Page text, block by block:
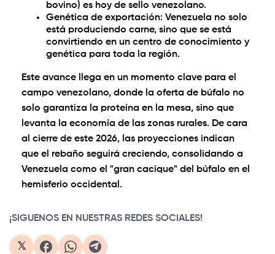
bovino) es hoy de sello venezolano.
Genética de exportación: Venezuela no solo
está produciendo carne, sino que se está
convirtiendo en un centro de conocimiento y
genética para toda la región.
Este avance llega en un momento clave para el
campo venezolano, donde la oferta de búfalo no
solo garantiza la proteína en la mesa, sino que
levanta la economía de las zonas rurales. De cara
al cierre de este 2026, las proyecciones indican
que el rebaño seguirá creciendo, consolidando a
Venezuela como el "gran cacique" del búfalo en el
hemisferio occidental.
¡SIGUENOS EN NUESTRAS REDES SOCIALES!
𝕏